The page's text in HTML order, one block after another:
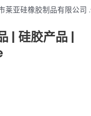
莱亚硅橡胶制品有限公司
| 硅胶产品 |